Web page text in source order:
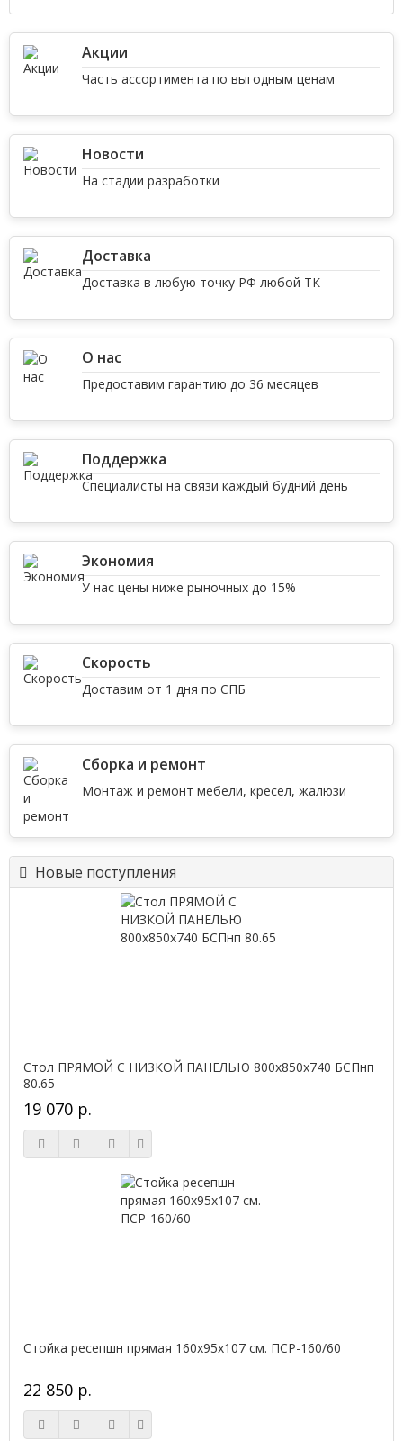
Акции
Часть ассортимента по выгодным ценам
Новости
На стадии разработки
Доставка
Доставка в любую точку РФ любой ТК
О нас
Предоставим гарантию до 36 месяцев
Поддержка
Специалисты на связи каждый будний день
Экономия
У нас цены ниже рыночных до 15%
Скорость
Доставим от 1 дня по СПБ
Сборка и ремонт
Монтаж и ремонт мебели, кресел, жалюзи
Новые поступления
Стол ПРЯМОЙ С НИЗКОЙ ПАНЕЛЬЮ 800х850х740 БСПнп
80.65
19 070 р.
Стойка ресепшн прямая 160х95х107 см. ПСР-160/60
22 850 р.